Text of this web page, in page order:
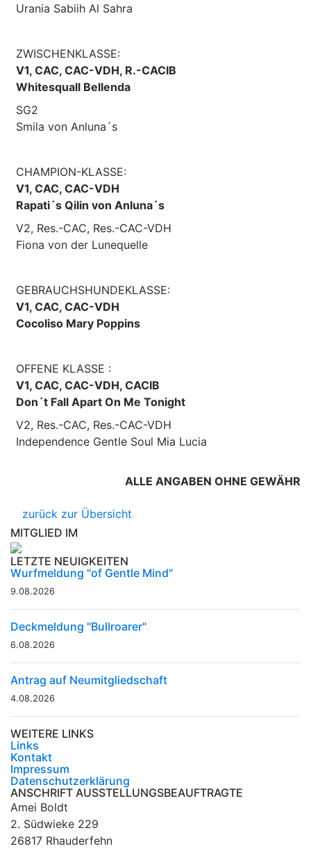
Urania Sabiih Al Sahra
ZWISCHENKLASSE:
V1, CAC, CAC-VDH, R.-CACIB
Whitesquall Bellenda
SG2
Smila von Anluna´s
CHAMPION-KLASSE:
V1, CAC, CAC-VDH
Rapati´s Qilin von Anluna´s
V2, Res.-CAC, Res.-CAC-VDH
Fiona von der Lunequelle
GEBRAUCHSHUNDEKLASSE:
V1, CAC, CAC-VDH
Cocoliso Mary Poppins
OFFENE KLASSE :
V1, CAC, CAC-VDH, CACIB
Don´t Fall Apart On Me Tonight
V2, Res.-CAC, Res.-CAC-VDH
Independence Gentle Soul Mia Lucia
ALLE ANGABEN OHNE GEWÄHR
zurück zur Übersicht
MITGLIED IM
LETZTE NEUIGKEITEN
Wurfmeldung "of Gentle Mind"
9.08.2026
Deckmeldung "Bullroarer"
6.08.2026
Antrag auf Neumitgliedschaft
4.08.2026
WEITERE LINKS
Links
Kontakt
Impressum
Datenschutzerklärung
ANSCHRIFT AUSSTELLUNGSBEAUFTRAGTE
Amei Boldt
2. Südwieke 229
26817 Rhauderfehn